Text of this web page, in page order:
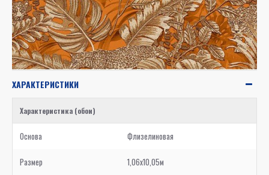
ХАРАКТЕРИСТИКИ
Характеристика (обои)
Основа Флизелиновая
Размер 1,06x10,05м